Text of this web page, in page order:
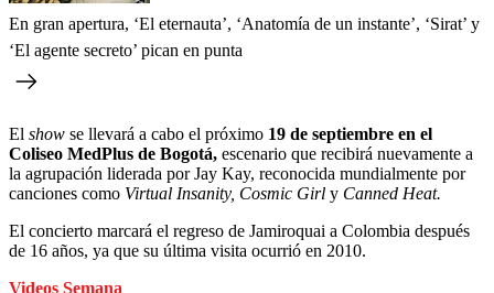
En gran apertura, ‘El eternauta’, ‘Anatomía de un instante’, ‘Sirat’ y
‘El agente secreto’ pican en punta
El show se llevará a cabo el próximo 19 de septiembre en el
Coliseo MedPlus de Bogotá, escenario que recibirá nuevamente a
la agrupación liderada por Jay Kay, reconocida mundialmente por
canciones como Virtual Insanity, Cosmic Girl y Canned Heat.
El concierto marcará el regreso de Jamiroquai a Colombia después
de 16 años, ya que su última visita ocurrió en 2010.
Videos Semana